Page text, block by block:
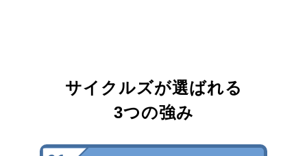
サイクルズが選ばれる
3つの強み